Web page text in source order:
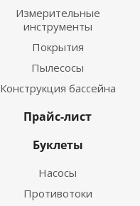
Измерительные
инструменты
Покрытия
Пылесосы
Конструкция бассейна
Прайс-лист
Буклеты
Насосы
Противотоки